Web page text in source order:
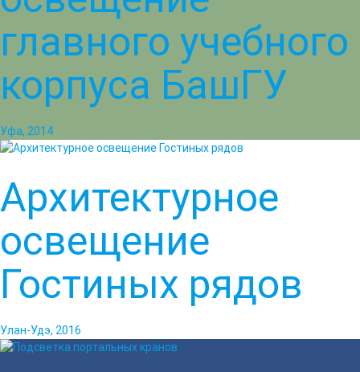
главного учебного
корпуса БашГУ
Уфа, 2014
Архитектурное
освещение
Гостиных рядов
Улан-Удэ, 2016